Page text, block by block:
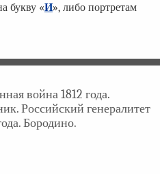
букву «И», либо портретам
война 1812 года.
Российский генералитет
Бородино.